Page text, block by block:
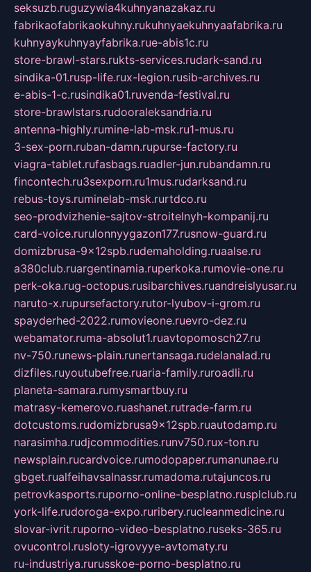
seksuzb.ruguzywia4kuhnyanazakaz.ru
fabrikaofabrikaokuhny.rukuhnyaekuhnyaafabrika.ru
kuhnyaykuhnyayfabrika.rue-abis1c.ru
store-brawl-stars.rukts-services.rudark-sand.ru
sindika-01.rusp-life.rux-legion.rusib-archives.ru
e-abis-1-c.rusindika01.ruvenda-festival.ru
store-brawlstars.rudooraleksandria.ru
antenna-highly.rumine-lab-msk.ru1-mus.ru
3-sex-porn.ruban-damn.rupurse-factory.ru
viagra-tablet.rufasbags.ruadler-jun.rubandamn.ru
fincontech.ru3sexporn.ru1mus.rudarksand.ru
rebus-toys.ruminelab-msk.rurtdco.ru
seo-prodvizhenie-sajtov-stroitelnyh-kompanij.ru
card-voice.rurulonnyygazon177.rusnow-guard.ru
domizbrusa-9x12spb.rudemaholding.ruaalse.ru
a380club.ruargentinamia.ruperkoka.rumovie-one.ru
perk-oka.rug-octopus.rusibarchives.ruandreislyusar.ru
naruto-x.rupursefactory.rutor-lyubov-i-grom.ru
spayderhed-2022.rumovieone.ruevro-dez.ru
webamator.ruma-absolut1.ruavtopomosch27.ru
nv-750.runews-plain.runertansaga.rudelanalad.ru
dizfiles.ruyoutubefree.ruaria-family.ruroadli.ru
planeta-samara.rumysmartbuy.ru
matrasy-kemerovo.ruashanet.rutrade-farm.ru
dotcustoms.rudomizbrusa9x12spb.ruautodamp.ru
narasimha.rudjcommodities.runv750.rux-ton.ru
newsplain.rucardvoice.rumodopaper.rumanunae.ru
gbget.rualfeihavsalnassr.rumadoma.rutajuncos.ru
petrovkasports.ruporno-online-besplatno.rusplclub.ru
york-life.rudoroga-expo.ruribery.rucleanmedicine.ru
slovar-ivrit.ruporno-video-besplatno.ruseks-365.ru
ovucontrol.rusloty-igrovyye-avtomaty.ru
ru-industriya.rurusskoe-porno-besplatno.ru